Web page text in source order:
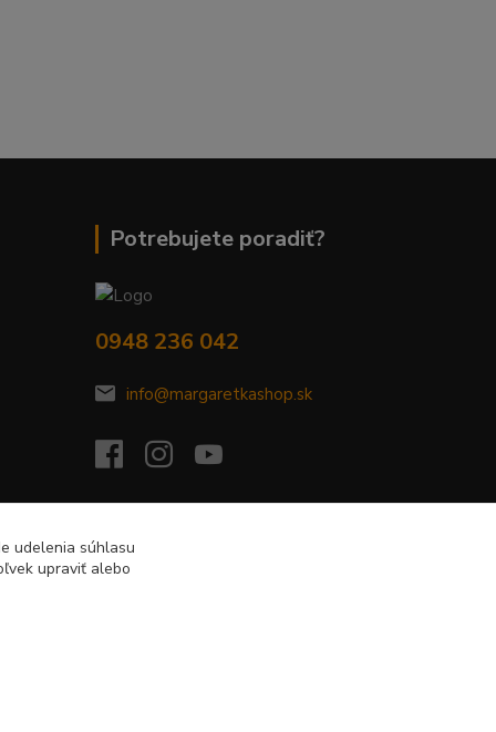
Potrebujete poradiť?
0948 236 042
info@margaretkashop.sk
udelenia súhlasu
upraviť alebo